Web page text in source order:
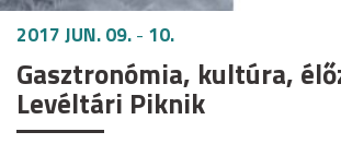
2017 JUN. 09.- 10.
Gasztronómia, kultúra,
Levéltári Piknik